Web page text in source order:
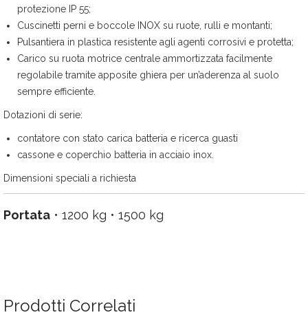
protezione IP 55;
Cuscinetti perni e boccole INOX su ruote, rulli e montanti;
Pulsantiera in plastica resistente agli agenti corrosivi e protetta;
Carico su ruota motrice centrale ammortizzata facilmente
regolabile tramite apposite ghiera per un’aderenza al suolo
sempre efficiente.
Dotazioni di serie:
contatore con stato carica batteria e ricerca guasti
cassone e coperchio batteria in acciaio inox.
Dimensioni speciali a richiesta
Portata • 1200 kg • 1500 kg
Prodotti Correlati